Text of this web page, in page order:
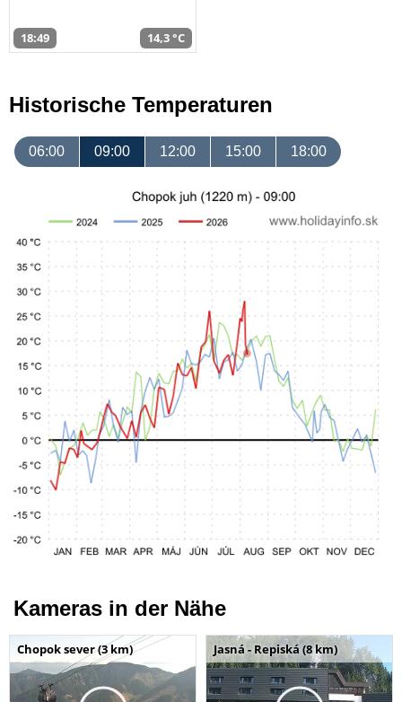
18:49 14,3 °C
Historische Temperaturen
06:00 09:00 12:00 15:00 18:00
Kameras in der Nähe
Chopok sever (3 km) Jasná - Repiská (8 km)